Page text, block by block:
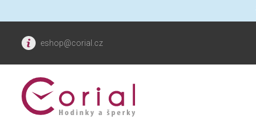
eshop@corial.cz